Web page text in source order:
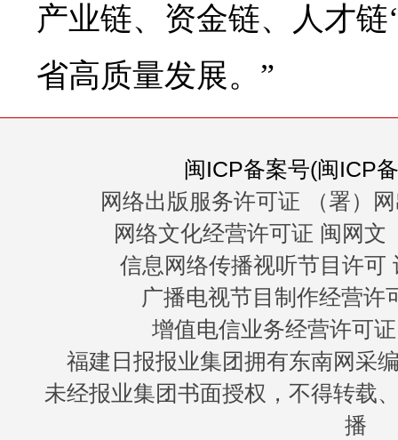
产业链、资金链、人才链
省高质量发展。”
闽ICP备案号(闽ICP
网络出版服务许可证 （署）
网络文化经营许可证 闽网文
信息网络传播视听节目许可
广播电视节目制作经营许
增值电信业务经营许可
福建日报报业集团拥有东南网采
未经报业集团书面授权，不得转载
播